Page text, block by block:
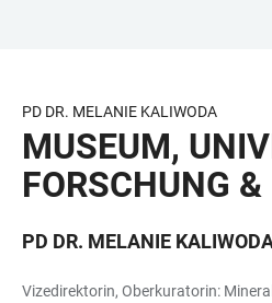
BARRIEREFREIHEIT
PD DR. MELANIE KALIWODA
MUSEUM,
FORSCHUNG &
PD DR. MELANIE
Vizedirektorin, Oberkuratorin: